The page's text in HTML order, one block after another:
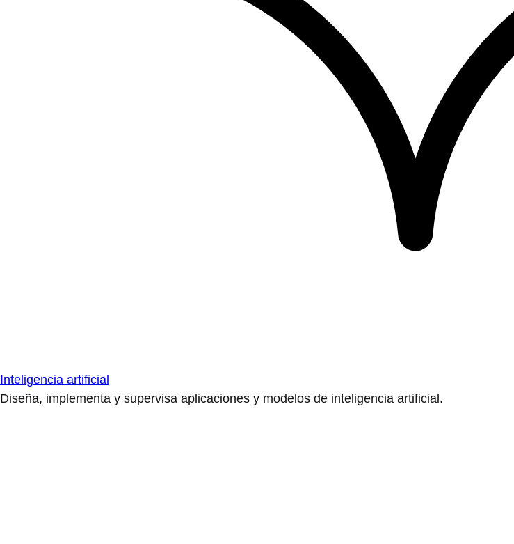
Inteligencia artificial
Diseña, implementa y supervisa aplicaciones y modelos de inteligencia artificial.